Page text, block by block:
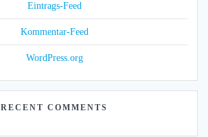
Eintrags-Feed
Kommentar-Feed
WordPress.org
RECENT COMMENTS